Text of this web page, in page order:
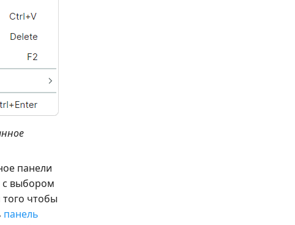
панели
с выбором
того чтобы
панель